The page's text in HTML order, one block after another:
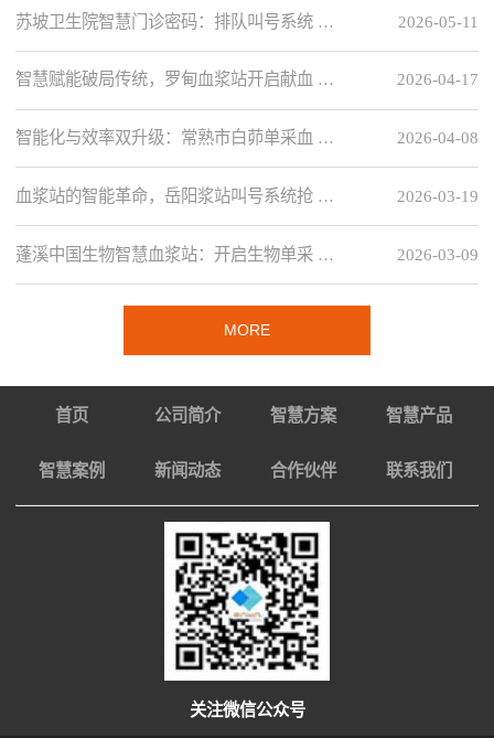
2026-05-11
苏坡卫生院智慧门诊密码：排队叫号系统 …
2026-04-17
智慧赋能破局传统，罗甸血浆站开启献血 …
2026-04-08
智能化与效率双升级：常熟市白茆单采血 …
2026-03-19
血浆站的智能革命，岳阳浆站叫号系统抢 …
2026-03-09
蓬溪中国生物智慧血浆站：开启生物单采 …
MORE
首页 公司简介 智慧方案 智慧产品
智慧案例 新闻动态 合作伙伴 联系我们
关注微信公众号